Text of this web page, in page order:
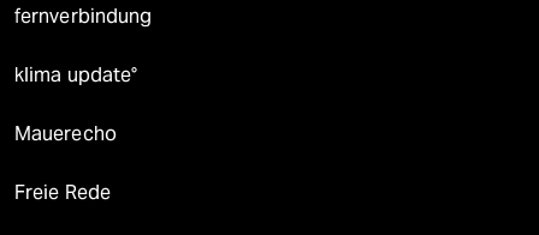
fernverbindung
klima update°
Mauerecho
Freie Rede